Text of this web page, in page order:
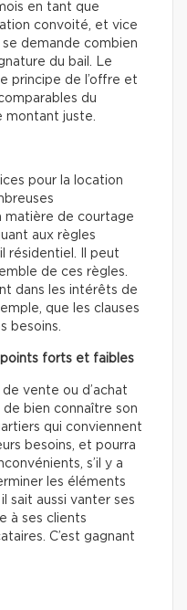
en tant que
convoité, et vice
demande combien
du bail. Le
principe de l’offre et
du
montant juste.
pour la location
matière de courtage
aux règles
résidentiel. Il peut
de ces règles.
dans les intérêts de
que les clauses
besoins.
forts et faibles
vente ou d’achat
bien connaître son
qui conviennent
besoins, et pourra
s’il y a
les éléments
sait aussi vanter ses
à ses clients
C’est gagnant